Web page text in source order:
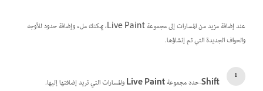
عند إضافة مزيد من المسارات إلى مجموعة Live Paint، يمكنك ملء وإضافة حدود للأوجه
والحواف الجديدة التي تم إنشاؤها.
Shift-حدد مجموعةLive Paintوالمسارات التي تريد إضافتها إليها.